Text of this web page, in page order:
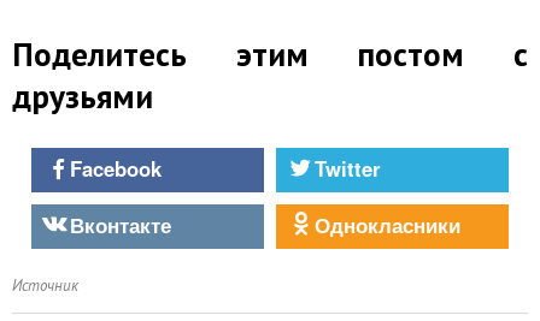
Поделитесь этим постом с
друзьями
Facebook
Twitter
Вконтакте
Однокласники
Источник